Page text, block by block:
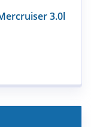
3.0l